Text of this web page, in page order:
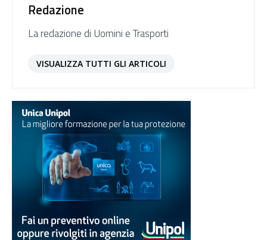
Redazione
La redazione di Uomini e Trasporti
VISUALIZZA TUTTI GLI ARTICOLI